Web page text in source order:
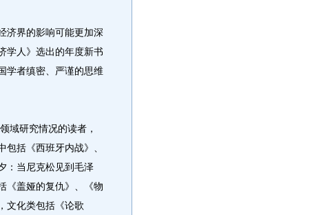
界的影响可能更加深
学人》选出的年度新书
学者缜密、严谨的思维
研究情况的读者，
括《西班牙内战》、
：当尼克松见到毛泽
《盖娅的复仇》、《物
文化类包括《论歌